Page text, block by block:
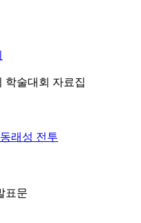
학술대회 자료집
래성 전투
표문